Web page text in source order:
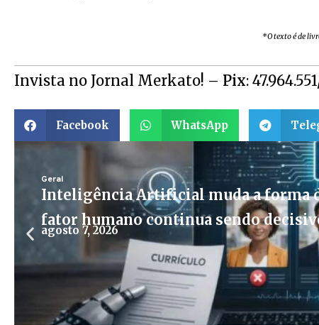
*O texto é de
Invista no Jornal Merkato! – Pix:
Facebook WhatsApp
Geral
Inteligência Artificial muda a forma
fator humano continua sendo
agosto 7, 2026